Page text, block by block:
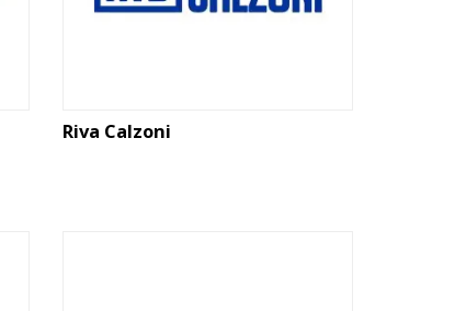
Riva Calzoni